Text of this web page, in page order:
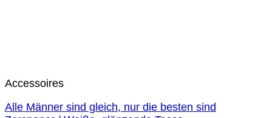
Accessoires
Alle Männer sind gleich, nur die besten sind